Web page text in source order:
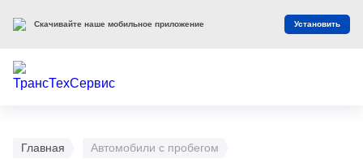
Главная Автомобили с пробегом
Скачивайте наше мобильное приложение Установить